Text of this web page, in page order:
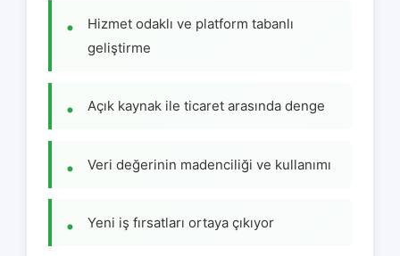
Hizmet odaklı ve platform tabanlı
geliştirme
Açık kaynak ile ticaret arasında denge
Veri değerinin madenciliği ve kullanımı
Yeni iş fırsatları ortaya çıkıyor